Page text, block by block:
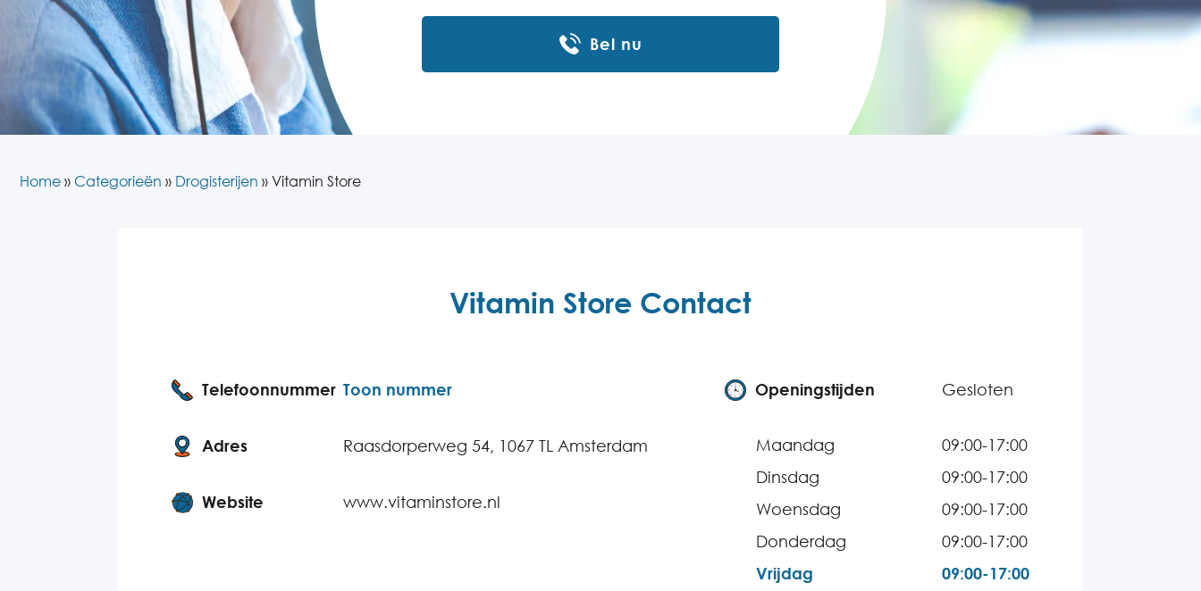
Bel nu
Home » Categorieën » Drogisterijen » Vitamin Store
Vitamin Store Contact
Telefoonnummer Toon nummer
Adres Raasdorperweg 54, 1067 TL Amsterdam
Website www.vitaminstore.nl
Openingstijden Gesloten
Maandag
09:00-17:00
Dinsdag
09:00-17:00
Woensdag
09:00-17:00
Donderdag
09:00-17:00
Vrijdag
09:00-17:00